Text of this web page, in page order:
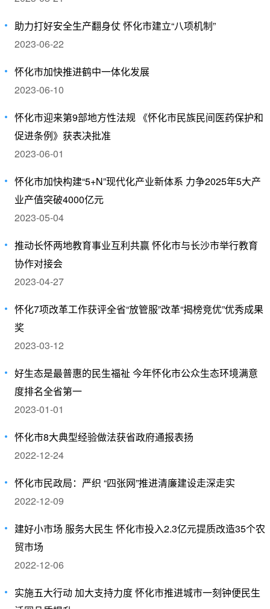
助力打好安全生产翻身仗 怀化市建立“八项机制”
2023-06-22
怀化市加快推进鹤中一体化发展
2023-06-10
怀化市迎来第9部地方性法规 《怀化市民族民间医药保护和
促进条例》获表决批准
2023-06-01
怀化市加快构建“5+N”现代化产业新体系 力争2025年5大产
业产值突破4000亿元
2023-05-04
推动长怀两地教育事业互利共赢 怀化市与长沙市举行教育
协作对接会
2023-04-27
怀化7项改革工作获评全省“放管服”改革“揭榜竞优”优秀成果
奖
2023-03-12
好生态是最普惠的民生福祉 今年怀化市公众生态环境满意
度排名全省第一
2023-01-01
怀化市8大典型经验做法获省政府通报表扬
2022-12-24
怀化市民政局：严织 “四张网”推进清廉建设走深走实
2022-12-09
建好小市场 服务大民生 怀化市投入2.3亿元提质改造35个农
贸市场
2022-12-06
实施五大行动 加大支持力度 怀化市推进城市一刻钟便民生